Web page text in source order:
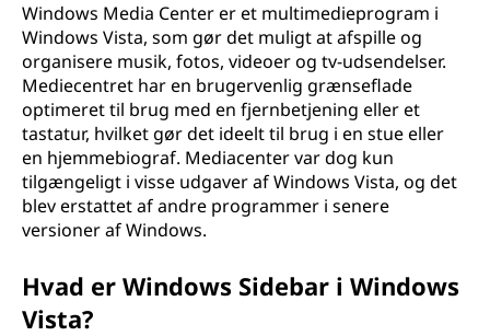
Windows Media Center er et multimedieprogram i
Windows Vista, som gør det muligt at afspille og
organisere musik, fotos, videoer og tv-udsendelser.
Mediecentret har en brugervenlig grænseflade
optimeret til brug med en fjernbetjening eller et
tastatur, hvilket gør det ideelt til brug i en stue eller
en hjemmebiograf. Mediacenter var dog kun
tilgængeligt i visse udgaver af Windows Vista, og det
blev erstattet af andre programmer i senere
versioner af Windows.
Hvad er Windows Sidebar i Windows
Vista?